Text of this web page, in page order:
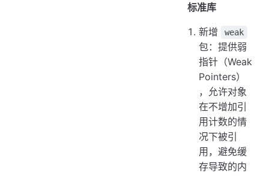
标准库
新增 weak
包：提供弱
指针（Weak
Pointers）
，允许对象
在不增加引
用计数的情
况下被引
用，避免缓
存导致的内